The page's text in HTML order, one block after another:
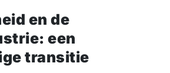
en de
een
transitie